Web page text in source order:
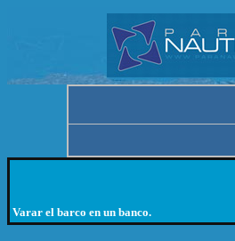
Varar el barco en un banco.